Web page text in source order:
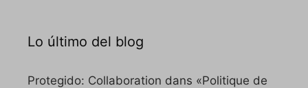
Lo último del blog
Protegido: Collaboration dans «Politique de